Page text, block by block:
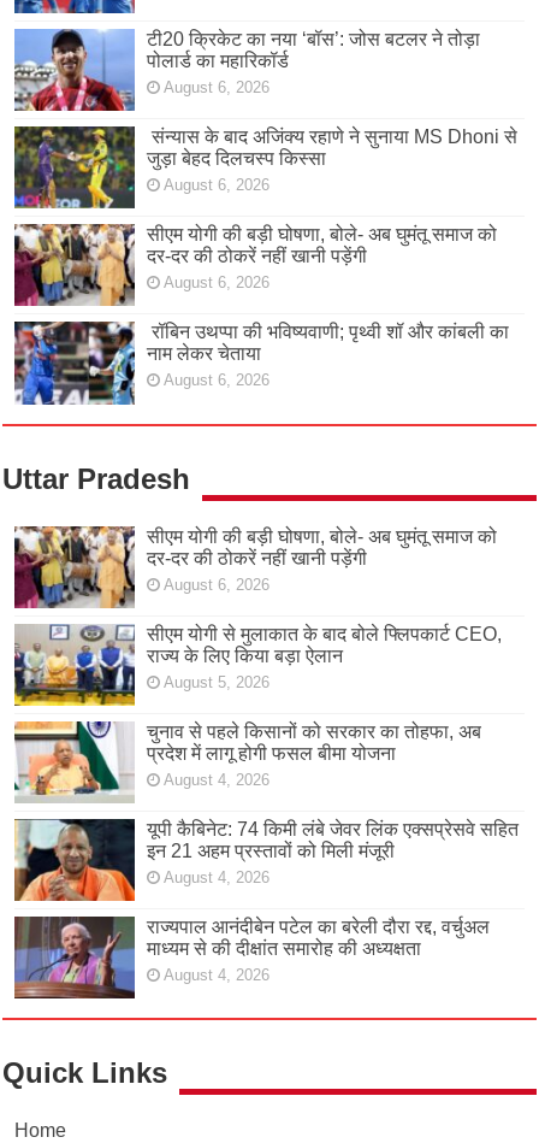
टी20 क्रिकेट का नया ‘बॉस’: जोस बटलर ने तोड़ा
पोलार्ड का महारिकॉर्ड
August 6, 2026
संन्यास के बाद अजिंक्‍य रहाणे ने सुनाया MS Dhoni से
जुड़ा बेहद दिलचस्प किस्सा
August 6, 2026
सीएम योगी की बड़ी घोषणा, बोले- अब घुमंतू समाज को
दर-दर की ठोकरें नहीं खानी पड़ेंगी
August 6, 2026
रॉबिन उथप्पा की भविष्यवाणी; पृथ्वी शॉ और कांबली का
नाम लेकर चेताया
August 6, 2026
Uttar Pradesh
सीएम योगी की बड़ी घोषणा, बोले- अब घुमंतू समाज को
दर-दर की ठोकरें नहीं खानी पड़ेंगी
August 6, 2026
सीएम योगी से मुलाकात के बाद बोले फ्लिपकार्ट CEO,
राज्य के लिए किया बड़ा ऐलान
August 5, 2026
चुनाव से पहले किसानों को सरकार का तोहफा, अब
प्रदेश में लागू होगी फसल बीमा योजना
August 4, 2026
यूपी कैबिनेट: 74 किमी लंबे जेवर लिंक एक्सप्रेसवे सहित
इन 21 अहम प्रस्तावों को मिली मंजूरी
August 4, 2026
राज्यपाल आनंदीबेन पटेल का बरेली दौरा रद्द, वर्चुअल
माध्यम से की दीक्षांत समारोह की अध्यक्षता
August 4, 2026
Quick Links
Home